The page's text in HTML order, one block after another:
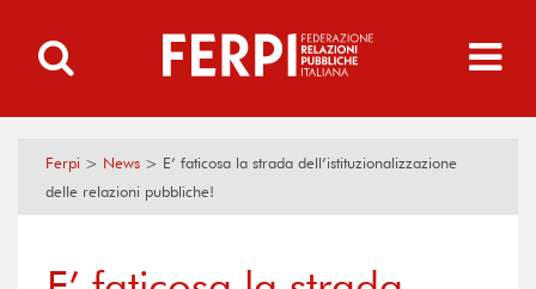
Ferpi > News > E’ faticosa la strada dell’istituzionalizzazione
delle relazioni pubbliche!